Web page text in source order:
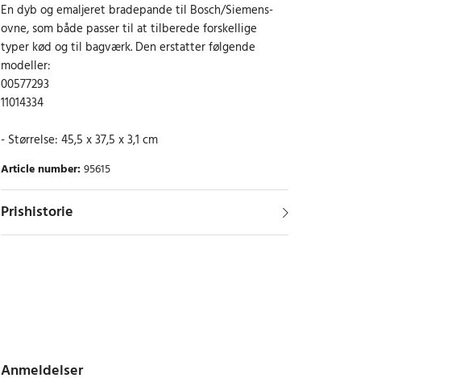
En dyb og emaljeret bradepande til Bosch/Siemens-
ovne, som både passer til at tilberede forskellige
typer kød og til bagværk. Den erstatter følgende
modeller:
00577293
11014334
- Størrelse: 45,5 x 37,5 x 3,1 cm
Article number:95615
Prishistorie
Anmeldelser